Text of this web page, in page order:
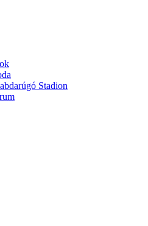
Stadion